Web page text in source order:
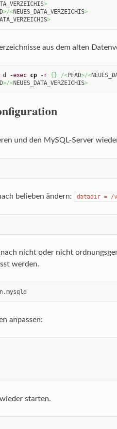
>
>/<NEUES_DATA_VERZEICHIS>
>
aus dem alten
-exec cp -r { } /<PFAD>/<
>/<NEUES_DATA_VERZEICHIS>
und den MySQL-Server
belieben ändern: datadir = /
nicht oder nicht
werden.
anpassen:
starten.